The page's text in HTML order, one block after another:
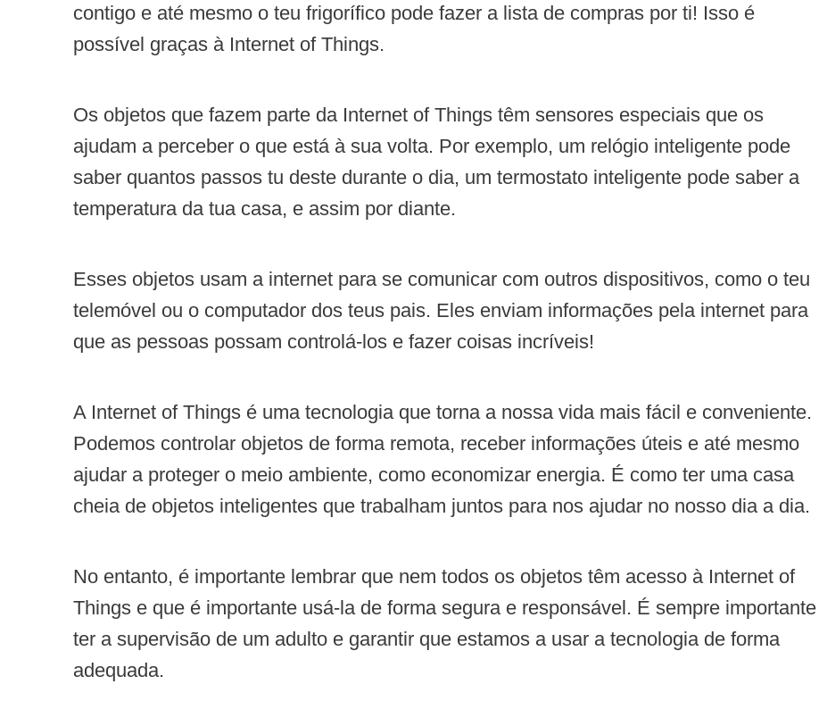
contigo e até mesmo o teu frigorífico pode fazer a lista de compras por ti! Isso é
possível graças à Internet of Things.
Os objetos que fazem parte da Internet of Things têm sensores especiais que os
ajudam a perceber o que está à sua volta. Por exemplo, um relógio inteligente pode
saber quantos passos tu deste durante o dia, um termostato inteligente pode saber a
temperatura da tua casa, e assim por diante.
Esses objetos usam a internet para se comunicar com outros dispositivos, como o teu
telemóvel ou o computador dos teus pais. Eles enviam informações pela internet para
que as pessoas possam controlá-los e fazer coisas incríveis!
A Internet of Things é uma tecnologia que torna a nossa vida mais fácil e conveniente.
Podemos controlar objetos de forma remota, receber informações úteis e até mesmo
ajudar a proteger o meio ambiente, como economizar energia. É como ter uma casa
cheia de objetos inteligentes que trabalham juntos para nos ajudar no nosso dia a dia.
No entanto, é importante lembrar que nem todos os objetos têm acesso à Internet of
Things e que é importante usá-la de forma segura e responsável. É sempre importante
ter a supervisão de um adulto e garantir que estamos a usar a tecnologia de forma
adequada.